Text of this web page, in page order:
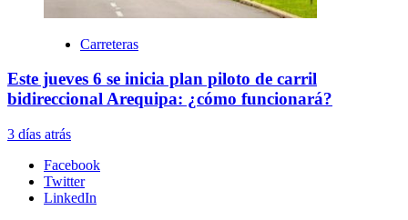
Carreteras
Este jueves 6 se inicia plan piloto de carril
bidireccional Arequipa: ¿cómo funcionará?
3 días atrás
Facebook
Twitter
LinkedIn